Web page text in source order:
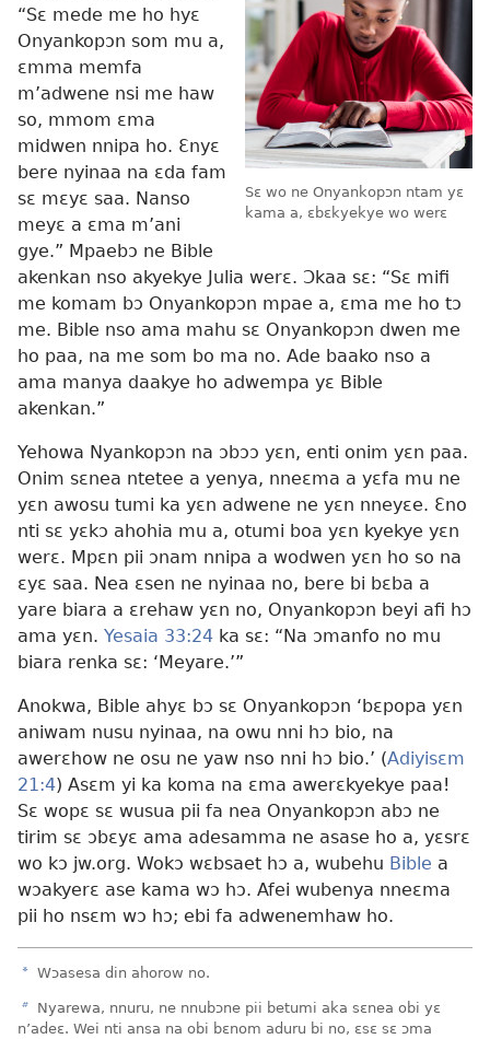
Sɛ wo ne Onyankopɔn ntam yɛ
kama a, ɛbɛkyekye wo werɛ
“Sɛ mede me ho hyɛ
Onyankopɔn som mu a,
ɛmma memfa
m’adwene nsi me haw
so, mmom ɛma
midwen nnipa ho. Ɛnyɛ
bere nyinaa na ɛda fam
sɛ mɛyɛ saa. Nanso
meyɛ a ɛma m’ani
gye.” Mpaebɔ ne Bible
akenkan nso akyekye Julia werɛ. Ɔkaa sɛ: “Sɛ mifi
me komam bɔ Onyankopɔn mpae a, ɛma me ho tɔ
me. Bible nso ama mahu sɛ Onyankopɔn dwen me
ho paa, na me som bo ma no. Ade baako nso a
ama manya daakye ho adwempa yɛ Bible
akenkan.”
Yehowa Nyankopɔn na ɔbɔɔ yɛn, enti onim yɛn paa.
Onim sɛnea ntetee a yenya, nneɛma a yɛfa mu ne
yɛn awosu tumi ka yɛn adwene ne yɛn nneyɛe. Ɛno
nti sɛ yɛkɔ ahohia mu a, otumi boa yɛn kyekye yɛn
werɛ. Mpɛn pii ɔnam nnipa a wodwen yɛn ho so na
ɛyɛ saa. Nea ɛsen ne nyinaa no, bere bi bɛba a
yare biara a ɛrehaw yɛn no, Onyankopɔn beyi afi hɔ
ama yɛn. Yesaia 33:24 ka sɛ: “Na ɔmanfo no mu
biara renka sɛ: ‘Meyare.’”
Anokwa, Bible ahyɛ bɔ sɛ Onyankopɔn ‘bɛpopa yɛn
aniwam nusu nyinaa, na owu nni hɔ bio, na
awerɛhow ne osu ne yaw nso nni hɔ bio.’ (Adiyisɛm
21:4) Asɛm yi ka koma na ɛma awerɛkyekye paa!
Sɛ wopɛ sɛ wusua pii fa nea Onyankopɔn abɔ ne
tirim sɛ ɔbɛyɛ ama adesamma ne asase ho a, yɛsrɛ
wo kɔ jw.org. Wokɔ wɛbsaet hɔ a, wubehu Bible a
wɔakyerɛ ase kama wɔ hɔ. Afei wubenya nneɛma
pii ho nsɛm wɔ hɔ; ebi fa adwenemhaw ho.
a Wɔasesa din ahorow no.
b Nyarewa, nnuru, ne nnubɔne pii betumi aka sɛnea obi yɛ
n’adeɛ. Wei nti ansa na obi bɛnom aduru bi no, ɛsɛ sɛ ɔma